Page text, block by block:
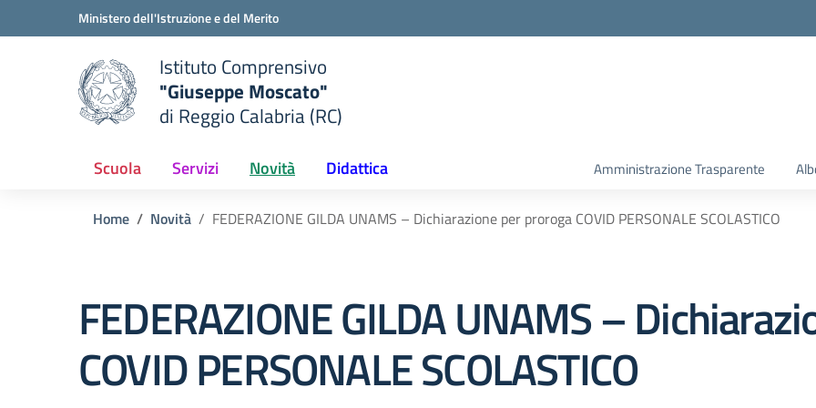
Vai ai contenuti
Vai al menu di navigazioneMinistero dell'Istruzione e del Merito
scuola
Istituto Comprensivo
"Giuseppe Moscato"
di Reggio Calabria (RC)
Scuola Servizi Novità Didattica Amministrazione Trasparente
Home Novità FEDERAZIONE GILDA UNAMS – Dichiarazione per proroga COVID PERSONALE SCOLASTICO
FEDERAZIONE GILDA UNAMS –
COVID PERSONALE SCOLASTICO